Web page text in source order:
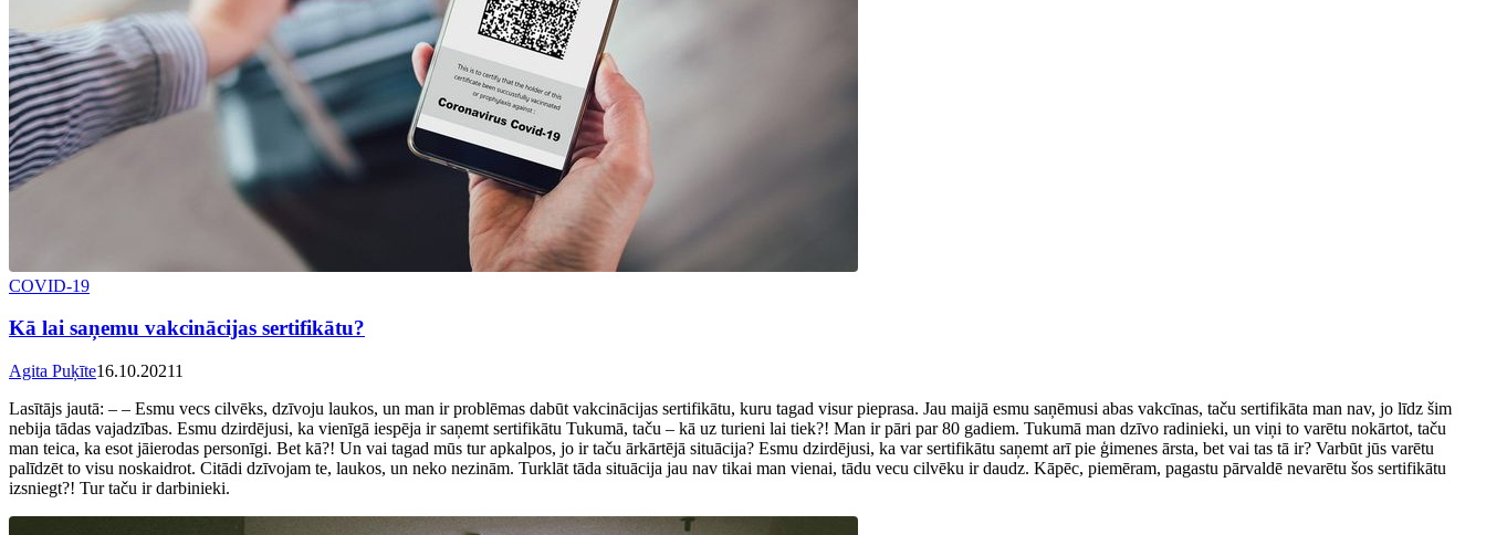
COVID-19
Kā lai saņemu vakcinācijas sertifikātu?
Agita Puķīte16.10.20211
Lasītājs jautā: – – Esmu vecs cilvēks, dzīvoju laukos, un man ir problēmas dabūt vakcinācijas sertifikātu, kuru tagad visur pieprasa. Jau maijā esmu saņēmusi abas vakcīnas, taču sertifikāta man nav, jo līdz šim
nebija tādas vajadzības. Esmu dzirdējusi, ka vienīgā iespēja ir saņemt sertifikātu Tukumā, taču – kā uz turieni lai tiek?! Man ir pāri par 80 gadiem. Tukumā man dzīvo radinieki, un viņi to varētu nokārtot, taču
man teica, ka esot jāierodas personīgi. Bet kā?! Un vai tagad mūs tur apkalpos, jo ir taču ārkārtējā situācija? Esmu dzirdējusi, ka var sertifikātu saņemt arī pie ģimenes ārsta, bet vai tas tā ir? Varbūt jūs varētu
palīdzēt to visu noskaidrot. Citādi dzīvojam te, laukos, un neko nezinām. Turklāt tāda situācija jau nav tikai man vienai, tādu vecu cilvēku ir daudz. Kāpēc, piemēram, pagastu pārvaldē nevarētu šos sertifikātu
izsniegt?! Tur taču ir darbinieki.